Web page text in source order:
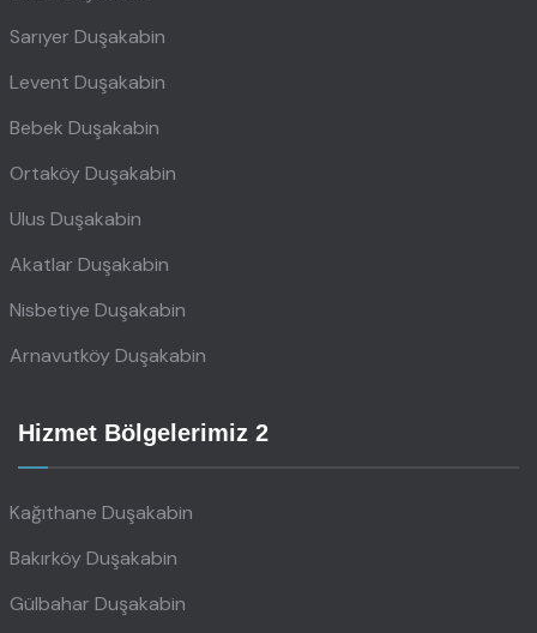
Sarıyer Duşakabin
Levent Duşakabin
Bebek Duşakabin
Ortaköy Duşakabin
Ulus Duşakabin
Akatlar Duşakabin
Nisbetiye Duşakabin
Arnavutköy Duşakabin
Hizmet Bölgelerimiz 2
Kağıthane Duşakabin
Bakırköy Duşakabin
Gülbahar Duşakabin